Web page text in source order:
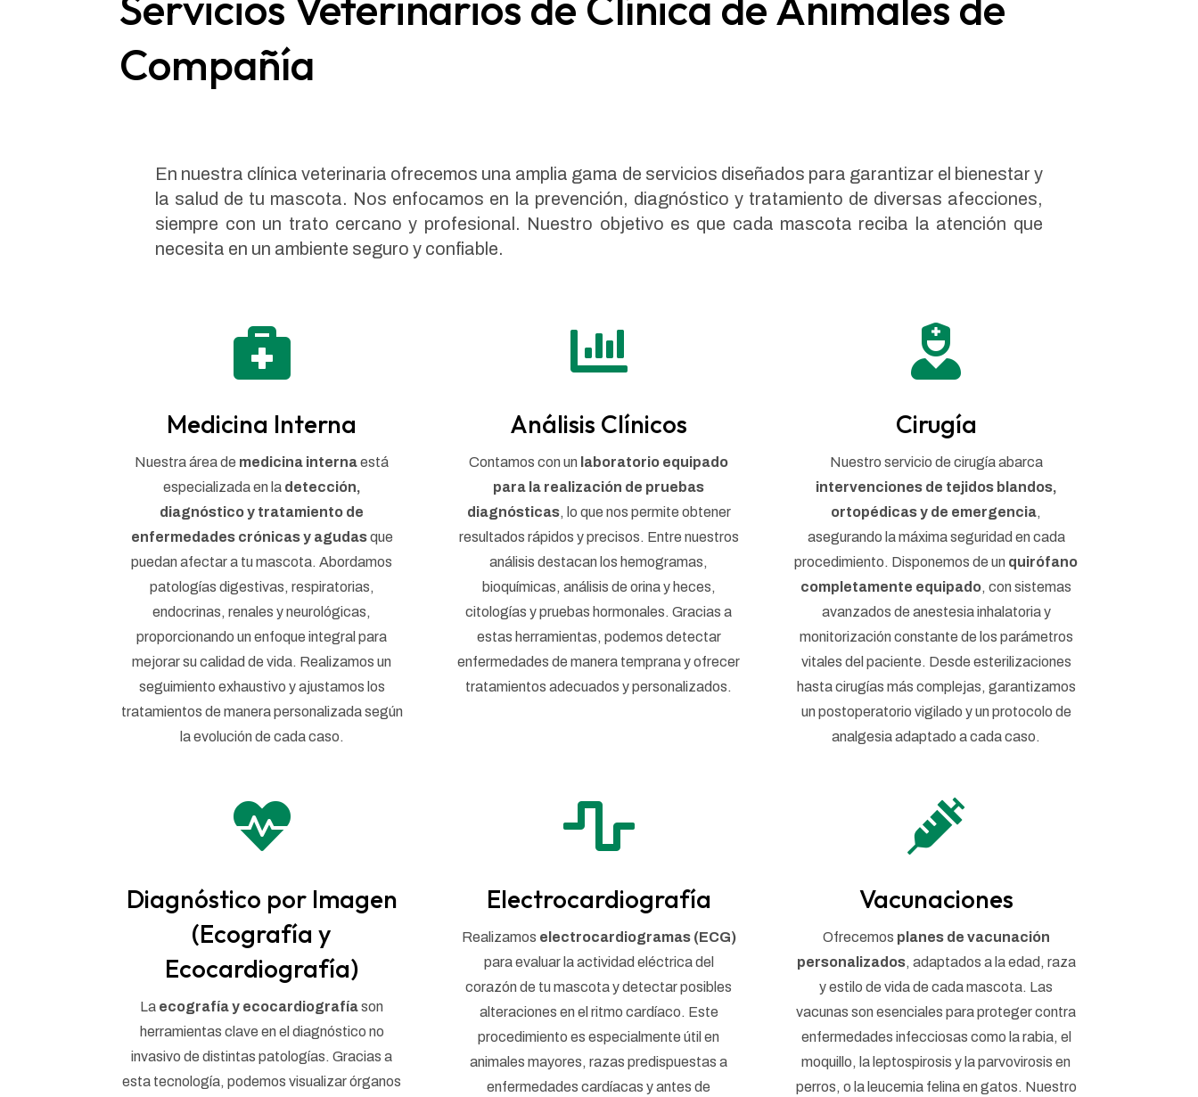
Compañía
En nuestra clínica veterinaria ofrecemos una amplia gama de servicios diseñados para garantizar el bienestar y
la salud de tu mascota. Nos enfocamos en la prevención, diagnóstico y tratamiento de diversas afecciones,
siempre con un trato cercano y profesional. Nuestro objetivo es que cada mascota reciba la atención que
necesita en un ambiente seguro y confiable.

Medicina Interna
Nuestra área de medicina internaestá
especializada en la detección,
diagnóstico y tratamiento de
enfermedades crónicas y agudasque
puedan afectar a tu mascota. Abordamos
patologías digestivas, respiratorias,
endocrinas, renales y neurológicas,
proporcionando un enfoque integral para
mejorar su calidad de vida. Realizamos un
seguimiento exhaustivo y ajustamos los
tratamientos de manera personalizada según
la evolución de cada caso.

Análisis Clínicos
Contamos con un laboratorio equipado
para la realización de pruebas
diagnósticas, lo que nos permite obtener
resultados rápidos y precisos. Entre nuestros
análisis destacan los hemogramas,
bioquímicas, análisis de orina y heces,
citologías y pruebas hormonales. Gracias a
estas herramientas, podemos detectar
enfermedades de manera temprana y ofrecer
tratamientos adecuados y personalizados.

Cirugía
Nuestro servicio de cirugía abarca
intervenciones de tejidos blandos,
ortopédicas y de emergencia,
asegurando la máxima seguridad en cada
procedimiento. Disponemos de un quirófano
completamente equipado, con sistemas
avanzados de anestesia inhalatoria y
monitorización constante de los parámetros
vitales del paciente. Desde esterilizaciones
hasta cirugías más complejas, garantizamos
un postoperatorio vigilado y un protocolo de
analgesia adaptado a cada caso.

Diagnóstico por Imagen
(Ecografía y
Ecocardiografía)
La ecografía y ecocardiografíason
herramientas clave en el diagnóstico no
invasivo de distintas patologías. Gracias a
esta tecnología, podemos visualizar órganos

Electrocardiografía
Realizamos electrocardiogramas (ECG)
para evaluar la actividad eléctrica del
corazón de tu mascota y detectar posibles
alteraciones en el ritmo cardíaco. Este
procedimiento es especialmente útil en
animales mayores, razas predispuestas a
enfermedades cardíacas y antes de

Vacunaciones
Ofrecemos planes de vacunación
personalizados, adaptados a la edad, raza
y estilo de vida de cada mascota. Las
vacunas son esenciales para proteger contra
enfermedades infecciosas como la rabia, el
moquillo, la leptospirosis y la parvovirosis en
perros, o la leucemia felina en gatos. Nuestro